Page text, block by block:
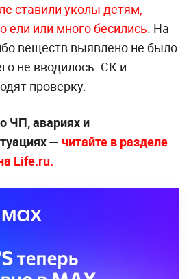
ставили уколы детям,
ели или много бесились. На
веществ выявлено не было
не вводилось. СК и
проверку.
ЧП, авариях и
— читайте в разделе
Life.ru.